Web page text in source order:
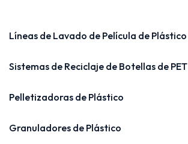
Líneas de Lavado de Película de Plástico
Sistemas de Reciclaje de Botellas de PET
Pelletizadoras de Plástico
Granuladores de Plástico